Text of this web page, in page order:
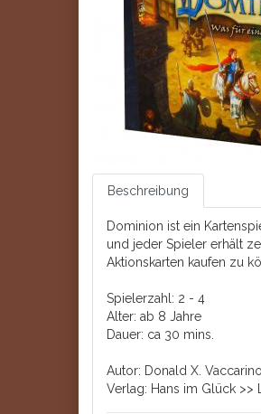
Beschreibung
Dominion ist ein
und jeder Spieler erhält
Aktionskarten kaufen zu
Spielerzahl: 2 - 4
Alter: ab 8 Jahre
Dauer: ca 30 mins.
Autor: Donald X. Vaccarino
Verlag: Hans im Glück >>